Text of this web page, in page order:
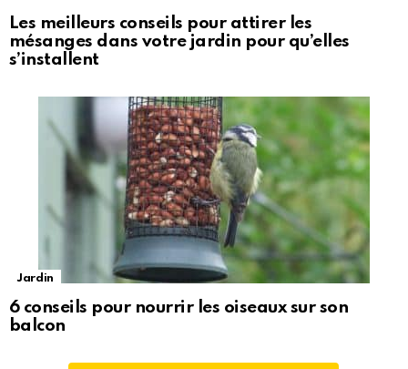
Les meilleurs conseils pour attirer les
mésanges dans votre jardin pour qu’elles
s’installent
Jardin
6 conseils pour nourrir les oiseaux sur son
balcon